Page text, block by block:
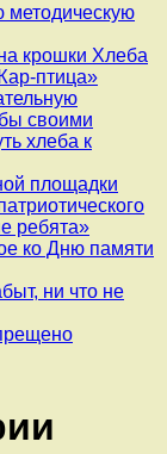
методическую
крошки Хлеба
птица»
своими
хлеба к
площадки
ребята»
ко Дню памяти
ни что не